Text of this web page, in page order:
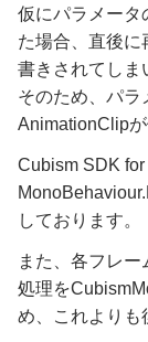
仮にパラメータ
た場合、直後
書きされてしま
そのため、パラ
AnimationClipが
Cubism SDK
しております。
また、各フレ
処理を
め、これよりも